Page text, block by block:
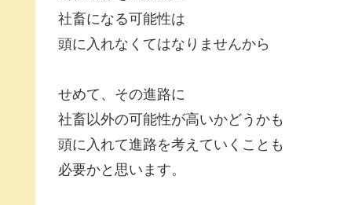
社畜になる可能性は
頭に入れなくてはなりませんから
せめて、その進路に
社畜以外の可能性が高いかどうかも
頭に入れて進路を考えていくことも
必要かと思います。